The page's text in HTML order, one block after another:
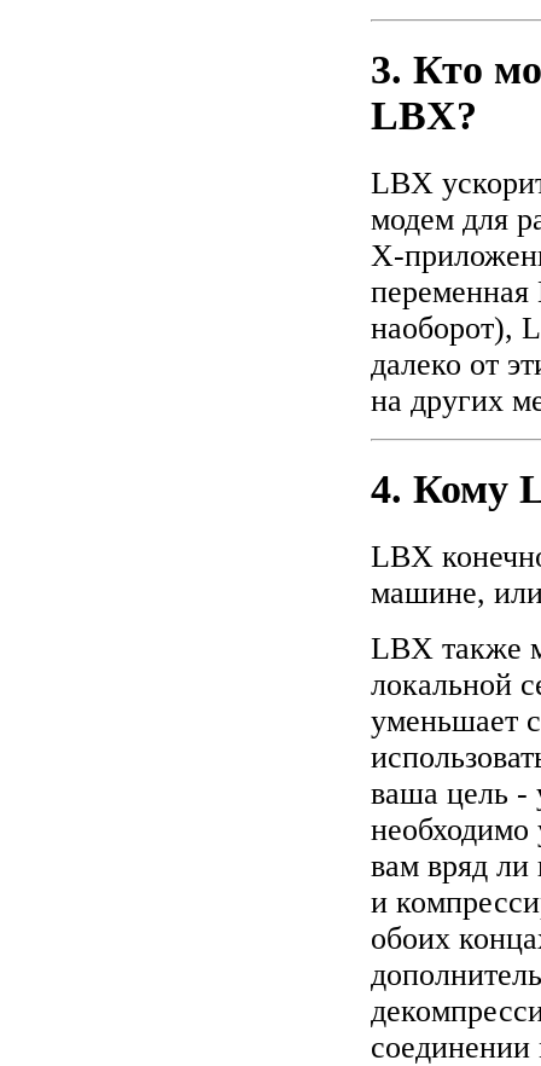
3. Кто
LBX?
LBX
модем для
Х-
наоборот),
далеко от
на других
4. Кому
LBX
машине,
LBX также
локальной
уменьшает
ваша цель -
необходимо
вам вряд
и
обоих